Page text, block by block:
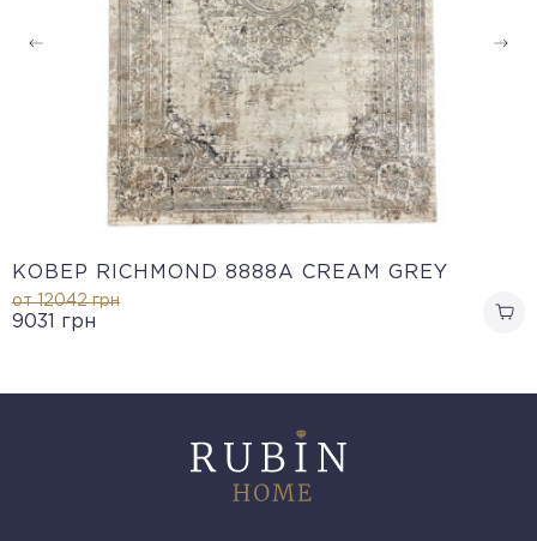
КОВЕР RICHMOND 8888A CREAM GREY
от 12042грн
9031 грн